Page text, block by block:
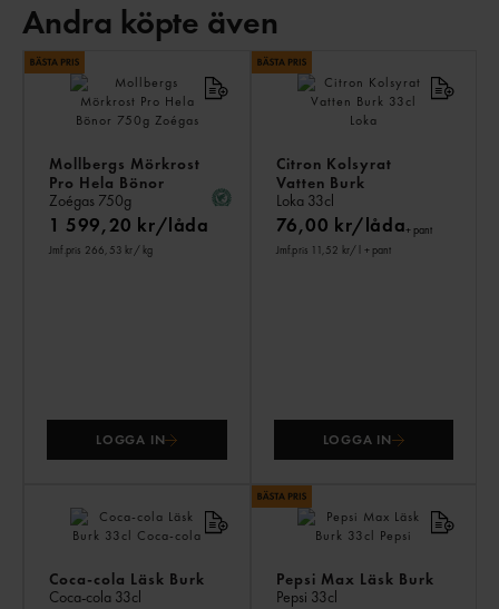
Andra köpte även
Mollbergs Mörkrost
Pro Hela Bönor
Zoégas 750g
1 599,20 kr/låda
Jmf.pris 266,53 kr/ kg
LOGGA IN
Citron Kolsyrat
Vatten Burk
Loka 33cl
76,00 kr/låda+ pant
Jmf.pris 11,52 kr/ l + pant
LOGGA IN
Coca-cola Läsk Burk
Coca-cola 33cl
Pepsi Max Läsk Burk
Pepsi 33cl